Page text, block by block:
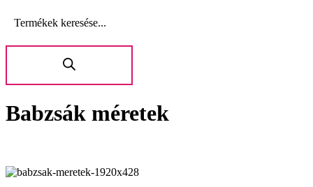
search
Babzsák méretek